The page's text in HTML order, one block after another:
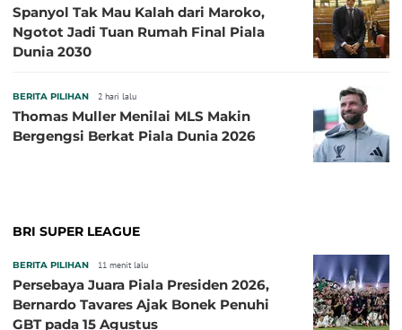
Spanyol Tak Mau Kalah dari Maroko,
Ngotot Jadi Tuan Rumah Final Piala
Dunia 2030
BERITA PILIHAN 2 hari lalu
Thomas Muller Menilai MLS Makin
Bergengsi Berkat Piala Dunia 2026
BRI SUPER LEAGUE
BERITA PILIHAN 11 menit lalu
Persebaya Juara Piala Presiden 2026,
Bernardo Tavares Ajak Bonek Penuhi
GBT pada 15 Agustus